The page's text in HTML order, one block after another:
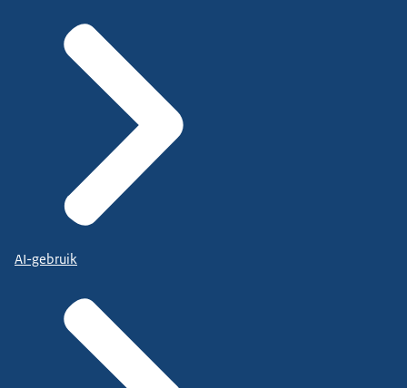
AI-gebruik